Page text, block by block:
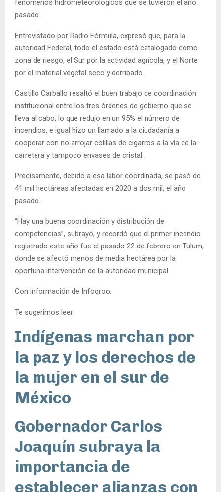
fenómenos hidrometeorológicos que se tuvieron el año
pasado.
Entrevistado por Radio Fórmula, expresó que, para la
autoridad Federal, todo el estado está catalogado como
zona de riesgo, el Sur por la actividad agrícola, y el Norte
por el material vegetal seco y derribado.
Castillo Carballo resaltó el buen trabajo de coordinación
institucional entre los tres órdenes de gobierno que se
lleva al cabo, lo que redujo en un 95% el número de
incendios, e igual hizo un llamado a la ciudadanía a
cooperar con no arrojar colillas de cigarros a la vía de la
carretera y tampoco envases de cristal.
Precisamente, debido a esa labor coordinada, se pasó de
41 mil hectáreas afectadas en 2020 a dos mil, el año
pasado.
“Hay una buena coordinación y distribución de
competencias”, subrayó, y recordó que el primer incendio
registrado este año fue el pasado 22 de febrero en Tulum,
donde se afectó menos de media hectárea por la
oportuna intervención de la autoridad municipal.
Con información de Infoqroo.
Te sugerimos leer:
Indígenas marchan por
la paz y los derechos de
la mujer en el sur de
México
Gobernador Carlos
Joaquín subraya la
importancia de
establecer alianzas con